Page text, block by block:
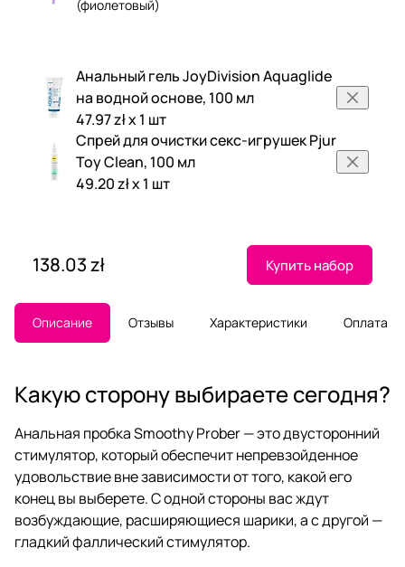
(фиолетовый)
Анальный гель JoyDivision Aquaglide
на водной основе, 100 мл
47.97 zł x 1 шт
Спрей для очистки секс-игрушек Pjur
Toy Clean, 100 мл
49.20 zł x 1 шт
138.03 zł Купить набор
Описание Отзывы Характеристики Оплата
Какую сторону выбираете сегодня?
Анальная пробка Smoothy Prober — это двусторонний
стимулятор, который обеспечит непревзойденное
удовольствие вне зависимости от того, какой его
конец вы выберете. С одной стороны вас ждут
возбуждающие, расширяющиеся шарики, а с другой —
гладкий фаллический стимулятор.